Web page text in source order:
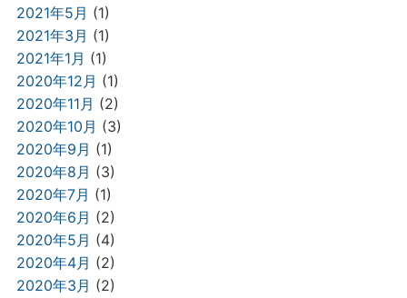
2021年5月 (1)
2021年3月 (1)
2021年1月 (1)
2020年12月 (1)
2020年11月 (2)
2020年10月 (3)
2020年9月 (1)
2020年8月 (3)
2020年7月 (1)
2020年6月 (2)
2020年5月 (4)
2020年4月 (2)
2020年3月 (2)